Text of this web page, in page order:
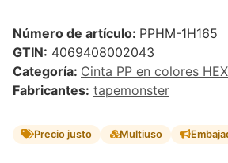
Número de artículo: PPHM-1H165
GTIN: 4069408002043
Categoría: Cinta PP en colores HEX
Fabricantes: tapemonster
Precio justo Multiuso